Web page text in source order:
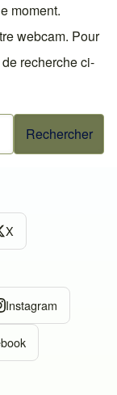
moment.
webcam. Pour
recherche ci-
X
Instagram